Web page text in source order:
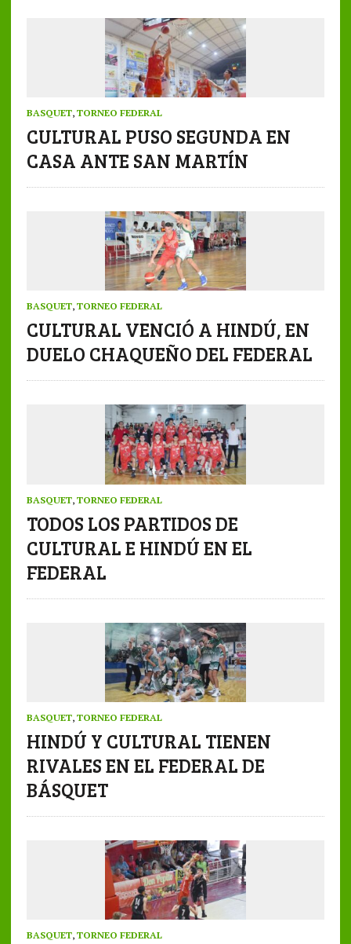
BASQUET, TORNEO FEDERAL
CULTURAL PUSO SEGUNDA EN
CASA ANTE SAN MARTÍN
BASQUET, TORNEO FEDERAL
CULTURAL VENCIÓ A HINDÚ, EN
DUELO CHAQUEÑO DEL FEDERAL
BASQUET, TORNEO FEDERAL
TODOS LOS PARTIDOS DE
CULTURAL E HINDÚ EN EL
FEDERAL
BASQUET, TORNEO FEDERAL
HINDÚ Y CULTURAL TIENEN
RIVALES EN EL FEDERAL DE
BÁSQUET
BASQUET, TORNEO FEDERAL